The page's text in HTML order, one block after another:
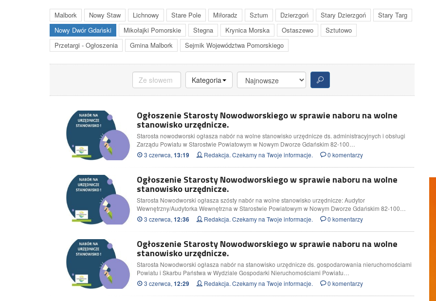
Malbork Nowy Staw Lichnowy Stare Pole Miłoradz Sztum Dzierzgoń Stary Dzierzgoń
Stary Targ
Nowy Dwór Gdański
Mikołajki Pomorskie Stegna Krynica Morska Ostaszewo
Sztutowo
Przetargi - Ogłoszenia
Gmina Malbork Sejmik Województwa Pomorskiego
Kategoria
Ogłoszenie Starosty Nowodworskiego w sprawie naboru na wolne
stanowisko urzędnicze.
Starosta nowodworski ogłasza nabór na wolne stanowisko urzędnicze ds. administracyjnych i obsługi
Zarządu Powiatu w Starostwie Powiatowym w Nowym Dworze Gdańskim 82-100…
3 czerwca, 13:19 Redakcja. Czekamy na Twoje informacje. 0 komentarzy
Ogłoszenie Starosty Nowodworskiego w sprawie naboru na wolne
stanowisko urzędnicze.
Starosta Nowodworski ogłasza szósty nabór na wolne stanowisko urzędnicze: Audytor
Wewnętrzny/Audytorka Wewnętrzna w Starostwie Powiatowym w Nowym Dworze Gdańskim 82-100…
3 czerwca, 12:36 Redakcja. Czekamy na Twoje informacje. 0 komentarzy
Ogłoszenie Starosty Nowodworskiego w sprawie naboru na wolne
stanowisko urzędnicze.
Starosta Nowodworski ogłasza nabór na stanowisko urzędnicze ds. gospodarowania nieruchomościami
Powiatu i Skarbu Państwa w Wydziale Gospodarki Nieruchomościami Powiatu…
3 czerwca, 12:29 Redakcja. Czekamy na Twoje informacje. 0 komentarzy